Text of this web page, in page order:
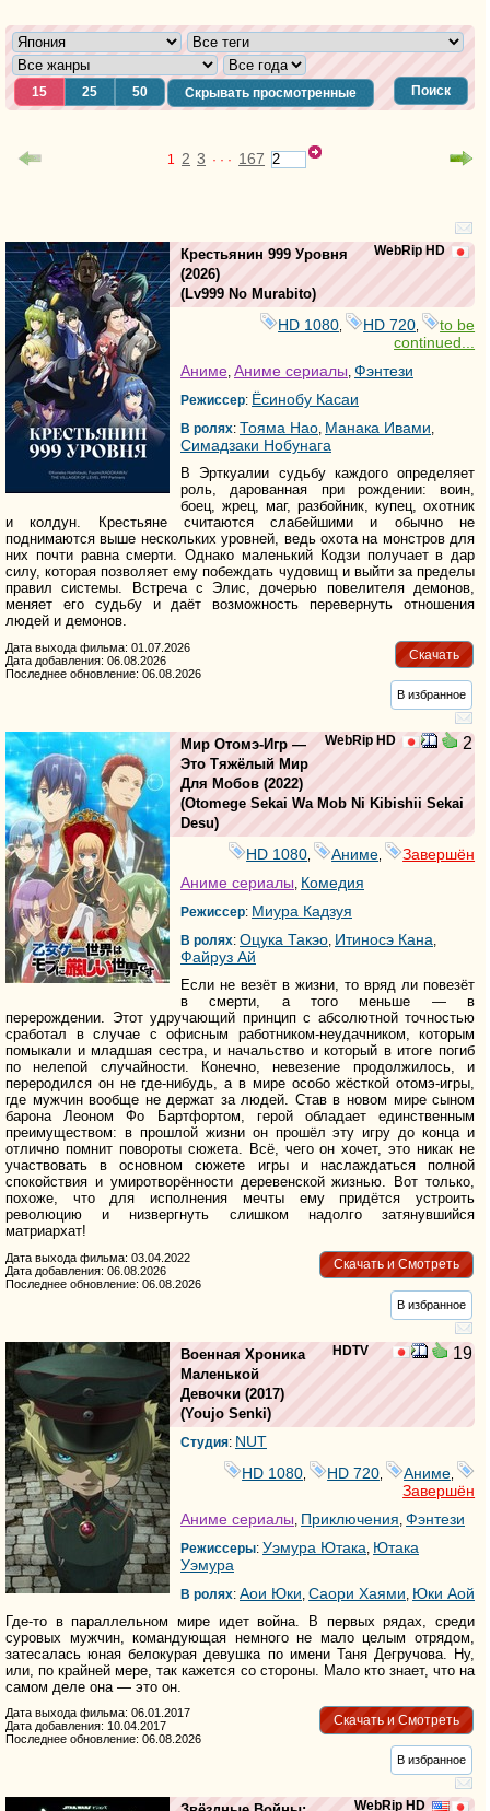
Поиск
15 25 50 Скрывать просмотренные
1 2 3 · · · 167
WebRip HD
Крестьянин 999 Уровня
(2026)
(Lv999 No Murabito)
HD 1080 HD 720
to be
continued...
Аниме, Аниме сериалы, Фэнтези
Режиссер: Ёсинобу Касаи
В ролях: Тояма Нао, Манака Ивами,
Симадзаки Нобунага
В Эрткуалии судьбу каждого определяет
роль, дарованная при рождении: воин,
боец, жрец, маг, разбойник, купец, охотник
и колдун. Крестьяне считаются слабейшими и обычно не
поднимаются выше нескольких уровней, ведь охота на монстров для
них почти равна смерти. Однако маленький Кодзи получает в дар
силу, которая позволяет ему побеждать чудовищ и выйти за пределы
правил системы. Встреча с Элис, дочерью повелителя демонов,
меняет его судьбу и даёт возможность перевернуть отношения
людей и демонов.
Скачать
Дата выхода фильма: 01.07.2026
Дата добавления: 06.08.2026
Последнее обновление: 06.08.2026
В избранное
WebRip HD 2
Мир Отомэ-Игр —
Это Тяжёлый Мир
Для Мобов (2022)
(Otomege Sekai Wa Mob Ni Kibishii Sekai
Desu)
HD 1080 Аниме
Завершён
Аниме сериалы Комедия
Режиссер: Миура Кадзуя
В ролях: Оцука Такэо Итиносэ Кана
Файруз Ай
Если не везёт в жизни, то вряд ли повезёт
в смерти, а того меньше — в
перерождении. Этот удручающий принцип с абсолютной точностью
сработал в случае с офисным работником-неудачником, которым
помыкали и младшая сестра, и начальство и который в итоге погиб
по нелепой случайности. Конечно, невезение продолжилось, и
переродился он не где-нибудь, а в мире особо жёсткой отомэ-игры,
где мужчин вообще не держат за людей. Став в новом мире сыном
барона Леоном Фо Бартфортом, герой обладает единственным
преимуществом: в прошлой жизни он прошёл эту игру до конца и
отлично помнит повороты сюжета. Всё, чего он хочет, это никак не
участвовать в основном сюжете игры и наслаждаться полной
спокойствия и умиротворённости деревенской жизнью. Вот только,
похоже, что для исполнения мечты ему придётся устроить
революцию и низвергнуть слишком надолго затянувшийся
матриархат!
Скачать и Смотреть
Дата выхода фильма: 03.04.2022
Дата добавления: 06.08.2026
Последнее обновление: 06.08.2026
В избранное
HDTV 19
Военная Хроника
Маленькой
Девочки (2017)
(Youjo Senki)
Студия: NUT
HD 1080
HD 720 Аниме
Завершён
Аниме сериалы Приключения Фэнтези
Режиссеры: Уэмура Ютака Ютака
Уэмура
В ролях: Аои Юки Саори Хаями Юки Аой
Где-то в параллельном мире идет война. В первых рядах, среди
суровых мужчин, командующая немного не мало целым отрядом,
затесалась юная белокурая девушка по имени Таня Дегручова. Ну,
или, по крайней мере, так кажется со стороны. Мало кто знает, что на
самом деле она — это он.
Скачать и Смотреть
Дата выхода фильма: 06.01.2017
Дата добавления: 10.04.2017
Последнее обновление: 06.08.2026
В избранное
WebRip HD